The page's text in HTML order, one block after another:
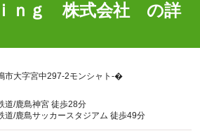
ｎｇ 株式会社 の詳
市大字宮中297-2モンシャト-�
道/鹿島神宮 徒歩28分
道/鹿島サッカースタジアム 徒歩49分